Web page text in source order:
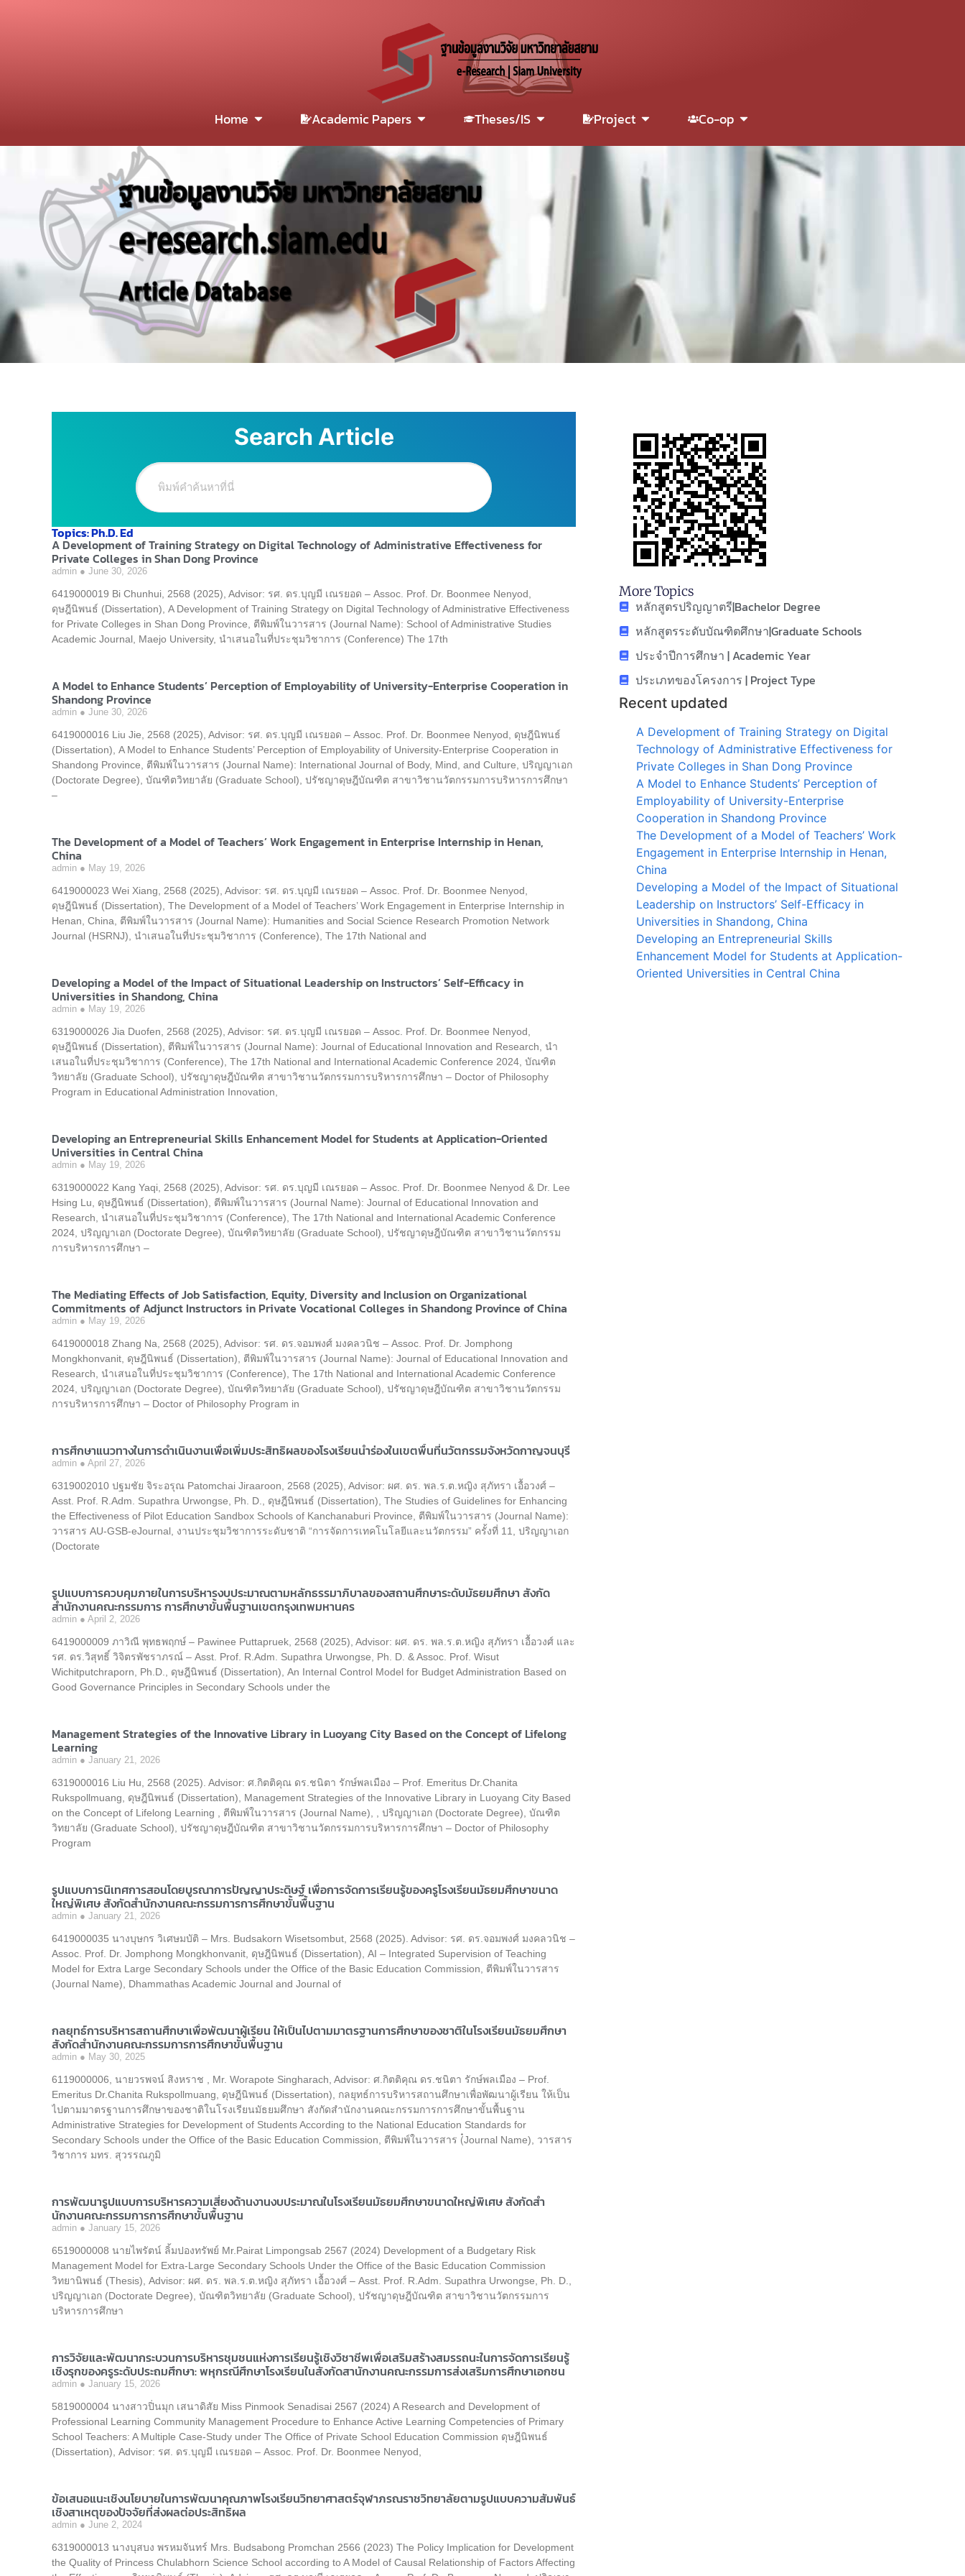
Home Academic Papers Theses/IS Project Co-op
Search Article
Topics: Ph.D. Ed
A Development of Training Strategy on Digital Technology of Administrative Effectiveness for
Private Colleges in Shan Dong Province
admin June 30, 2026
6419000019 Bi Chunhui, 2568 (2025), Advisor: รศ. ดร.บุญมี เณรยอด – Assoc. Prof. Dr. Boonmee Nenyod,
ดุษฎีนิพนธ์ (Dissertation), A Development of Training Strategy on Digital Technology of Administrative Effectiveness
for Private Colleges in Shan Dong Province, ตีพิมพ์ในวารสาร (Journal Name): School of Administrative Studies
Academic Journal, Maejo University, นำเสนอในที่ประชุมวิชาการ (Conference) The 17th
A Model to Enhance Students’ Perception of Employability of University-Enterprise Cooperation in
Shandong Province
admin June 30, 2026
6419000016 Liu Jie, 2568 (2025), Advisor: รศ. ดร.บุญมี เณรยอด – Assoc. Prof. Dr. Boonmee Nenyod, ดุษฎีนิพนธ์
(Dissertation), A Model to Enhance Students’ Perception of Employability of University-Enterprise Cooperation in
Shandong Province, ตีพิมพ์ในวารสาร (Journal Name): International Journal of Body, Mind, and Culture, ปริญญาเอก
(Doctorate Degree), บัณฑิตวิทยาลัย (Graduate School), ปรัชญาดุษฎีบัณฑิต สาขาวิชานวัตกรรมการบริหารการศึกษา
–
The Development of a Model of Teachers’ Work Engagement in Enterprise Internship in Henan,
China
admin May 19, 2026
6419000023 Wei Xiang, 2568 (2025), Advisor: รศ. ดร.บุญมี เณรยอด – Assoc. Prof. Dr. Boonmee Nenyod,
ดุษฎีนิพนธ์ (Dissertation), The Development of a Model of Teachers’ Work Engagement in Enterprise Internship in
Henan, China, ตีพิมพ์ในวารสาร (Journal Name): Humanities and Social Science Research Promotion Network
Journal (HSRNJ), นำเสนอในที่ประชุมวิชาการ (Conference), The 17th National and
Developing a Model of the Impact of Situational Leadership on Instructors’ Self-Efficacy in
Universities in Shandong, China
admin May 19, 2026
6319000026 Jia Duofen, 2568 (2025), Advisor: รศ. ดร.บุญมี เณรยอด – Assoc. Prof. Dr. Boonmee Nenyod,
ดุษฎีนิพนธ์ (Dissertation), ตีพิมพ์ในวารสาร (Journal Name): Journal of Educational Innovation and Research, นำ
เสนอในที่ประชุมวิชาการ (Conference), The 17th National and International Academic Conference 2024, บัณฑิต
วิทยาลัย (Graduate School), ปรัชญาดุษฎีบัณฑิต สาขาวิชานวัตกรรมการบริหารการศึกษา – Doctor of Philosophy
Program in Educational Administration Innovation,
Developing an Entrepreneurial Skills Enhancement Model for Students at Application-Oriented
Universities in Central China
admin May 19, 2026
6319000022 Kang Yaqi, 2568 (2025), Advisor: รศ. ดร.บุญมี เณรยอด – Assoc. Prof. Dr. Boonmee Nenyod & Dr. Lee
Hsing Lu, ดุษฎีนิพนธ์ (Dissertation), ตีพิมพ์ในวารสาร (Journal Name): Journal of Educational Innovation and
Research, นำเสนอในที่ประชุมวิชาการ (Conference), The 17th National and International Academic Conference
2024, ปริญญาเอก (Doctorate Degree), บัณฑิตวิทยาลัย (Graduate School), ปรัชญาดุษฎีบัณฑิต สาขาวิชานวัตกรรม
การบริหารการศึกษา –
The Mediating Effects of Job Satisfaction, Equity, Diversity and Inclusion on Organizational
Commitments of Adjunct Instructors in Private Vocational Colleges in Shandong Province of China
admin May 19, 2026
6419000018 Zhang Na, 2568 (2025), Advisor: รศ. ดร.จอมพงศ์ มงคลวนิช – Assoc. Prof. Dr. Jomphong
Mongkhonvanit, ดุษฎีนิพนธ์ (Dissertation), ตีพิมพ์ในวารสาร (Journal Name): Journal of Educational Innovation and
Research, นำเสนอในที่ประชุมวิชาการ (Conference), The 17th National and International Academic Conference
2024, ปริญญาเอก (Doctorate Degree), บัณฑิตวิทยาลัย (Graduate School), ปรัชญาดุษฎีบัณฑิต สาขาวิชานวัตกรรม
การบริหารการศึกษา – Doctor of Philosophy Program in
การศึกษาแนวทางในการดำเนินงานเพื่อเพิ่มประสิทธิผลของโรงเรียนนำร่องในเขตพื้นที่นวัตกรรมจังหวัดกาญจนบุรี
admin April 27, 2026
6319002010 ปฐมชัย จิระอรุณ Patomchai Jiraaroon, 2568 (2025), Advisor: ผศ. ดร. พล.ร.ต.หญิง สุภัทรา เอื้อวงศ์ –
Asst. Prof. R.Adm. Supathra Urwongse, Ph. D., ดุษฎีนิพนธ์ (Dissertation), The Studies of Guidelines for Enhancing
the Effectiveness of Pilot Education Sandbox Schools of Kanchanaburi Province, ตีพิมพ์ในวารสาร (Journal Name):
วารสาร AU-GSB-eJournal, งานประชุมวิชาการระดับชาติ “การจัดการเทคโนโลยีและนวัตกรรม” ครั้งที่ 11, ปริญญาเอก
(Doctorate
รูปแบบการควบคุมภายในการบริหารงบประมาณตามหลักธรรมาภิบาลของสถานศึกษาระดับมัธยมศึกษา สังกัด
สำนักงานคณะกรรมการ การศึกษาขั้นพื้นฐานเขตกรุงเทพมหานคร
admin April 2, 2026
6419000009 ภาวิณี พุทธพฤกษ์ – Pawinee Puttapruek, 2568 (2025), Advisor: ผศ. ดร. พล.ร.ต.หญิง สุภัทรา เอื้อวงศ์ และ
รศ. ดร.วิสุทธิ์ วิจิตรพัชราภรณ์ – Asst. Prof. R.Adm. Supathra Urwongse, Ph. D. & Assoc. Prof. Wisut
Wichitputchraporn, Ph.D., ดุษฎีนิพนธ์ (Dissertation), An Internal Control Model for Budget Administration Based on
Good Governance Principles in Secondary Schools under the
Management Strategies of the Innovative Library in Luoyang City Based on the Concept of Lifelong
Learning
admin January 21, 2026
6319000016 Liu Hu, 2568 (2025). Advisor: ศ.กิตติคุณ ดร.ชนิตา รักษ์พลเมือง – Prof. Emeritus Dr.Chanita
Rukspollmuang, ดุษฎีนิพนธ์ (Dissertation), Management Strategies of the Innovative Library in Luoyang City Based
on the Concept of Lifelong Learning , ตีพิมพ์ในวารสาร (Journal Name), , ปริญญาเอก (Doctorate Degree), บัณฑิต
วิทยาลัย (Graduate School), ปรัชญาดุษฎีบัณฑิต สาขาวิชานวัตกรรมการบริหารการศึกษา – Doctor of Philosophy
Program
รูปแบบการนิเทศการสอนโดยบูรณาการปัญญาประดิษฐ์ เพื่อการจัดการเรียนรู้ของครูโรงเรียนมัธยมศึกษาขนาด
ใหญ่พิเศษ สังกัดสำนักงานคณะกรรมการการศึกษาขั้นพื้นฐาน
admin January 21, 2026
6419000035 นางบุษกร วิเศษมบัติ – Mrs. Budsakorn Wisetsombut, 2568 (2025). Advisor: รศ. ดร.จอมพงศ์ มงคลวนิช –
Assoc. Prof. Dr. Jomphong Mongkhonvanit, ดุษฎีนิพนธ์ (Dissertation), AI – Integrated Supervision of Teaching
Model for Extra Large Secondary Schools under the Office of the Basic Education Commission, ตีพิมพ์ในวารสาร
(Journal Name), Dhammathas Academic Journal and Journal of
กลยุทธ์การบริหารสถานศึกษาเพื่อพัฒนาผู้เรียน ให้เป็นไปตามมาตรฐานการศึกษาของชาติในโรงเรียนมัธยมศึกษา
สังกัดสำนักงานคณะกรรมการการศึกษาขั้นพื้นฐาน
admin May 30, 2025
6119000006, นายวรพจน์ สิงหราช , Mr. Worapote Singharach, Advisor: ศ.กิตติคุณ ดร.ชนิตา รักษ์พลเมือง – Prof.
Emeritus Dr.Chanita Rukspollmuang, ดุษฎีนิพนธ์ (Dissertation), กลยุทธ์การบริหารสถานศึกษาเพื่อพัฒนาผู้เรียน ให้เป็น
ไปตามมาตรฐานการศึกษาของชาติในโรงเรียนมัธยมศึกษา สังกัดสำนักงานคณะกรรมการการศึกษาขั้นพื้นฐาน
Administrative Strategies for Development of Students According to the National Education Standards for
Secondary Schools under the Office of the Basic Education Commission, ตีพิมพ์ในวารสาร (๋Journal Name), วารสาร
วิชาการ มทร. สุวรรณภูมิ
การพัฒนารูปแบบการบริหารความเสี่ยงด้านงานงบประมาณในโรงเรียนมัธยมศึกษาขนาดใหญ่พิเศษ สังกัดสํา
นักงานคณะกรรมการการศึกษาขั้นพื้นฐาน
admin January 15, 2026
6519000008 นายไพรัตน์ ลิ้มปองทรัพย์ Mr.Pairat Limpongsab 2567 (2024) Development of a Budgetary Risk
Management Model for Extra-Large Secondary Schools Under the Office of the Basic Education Commission
วิทยานิพนธ์ (Thesis), Advisor: ผศ. ดร. พล.ร.ต.หญิง สุภัทรา เอื้อวงศ์ – Asst. Prof. R.Adm. Supathra Urwongse, Ph. D.,
ปริญญาเอก (Doctorate Degree), บัณฑิตวิทยาลัย (Graduate School), ปรัชญาดุษฎีบัณฑิต สาขาวิชานวัตกรรมการ
บริหารการศึกษา
การวิจัยและพัฒนากระบวนการบริหารชุมชนแห่งการเรียนรู้เชิงวิชาชีพเพื่อเสริมสร้างสมรรถนะในการจัดการเรียนรู้
เชิงรุกของครูระดับประถมศึกษา: พหุกรณีศึกษาโรงเรียนในสังกัดสานักงานคณะกรรมการส่งเสริมการศึกษาเอกชน
admin January 15, 2026
5819000004 นางสาวปิ่นมุก เสนาดิสัย Miss Pinmook Senadisai 2567 (2024) A Research and Development of
Professional Learning Community Management Procedure to Enhance Active Learning Competencies of Primary
School Teachers: A Multiple Case-Study under The Office of Private School Education Commission ดุษฎีนิพนธ์
(Dissertation), Advisor: รศ. ดร.บุญมี เณรยอด – Assoc. Prof. Dr. Boonmee Nenyod,
ข้อเสนอแนะเชิงนโยบายในการพัฒนาคุณภาพโรงเรียนวิทยาศาสตร์จุฬาภรณราชวิทยาลัยตามรูปแบบความสัมพันธ์
เชิงสาเหตุของปัจจัยที่ส่งผลต่อประสิทธิผล
admin June 2, 2024
6319000013 นางบุสบง พรหมจันทร์ Mrs. Budsabong Promchan 2566 (2023) The Policy Implication for Development
the Quality of Princess Chulabhorn Science School according to A Model of Causal Relationship of Factors Affecting
More Topics
หลักสูตรปริญญาตรี|Bachelor Degree
หลักสูตรระดับบัณฑิตศึกษา|Graduate Schools
ประจำปีการศึกษา | Academic Year
ประเภทของโครงการ | Project Type
Recent updated
A Development of Training Strategy on Digital
Technology of Administrative Effectiveness for
Private Colleges in Shan Dong Province
A Model to Enhance Students’ Perception of
Employability of University-Enterprise
Cooperation in Shandong Province
The Development of a Model of Teachers’ Work
Engagement in Enterprise Internship in Henan,
China
Developing a Model of the Impact of Situational
Leadership on Instructors’ Self-Efficacy in
Universities in Shandong, China
Developing an Entrepreneurial Skills
Enhancement Model for Students at Application-
Oriented Universities in Central China